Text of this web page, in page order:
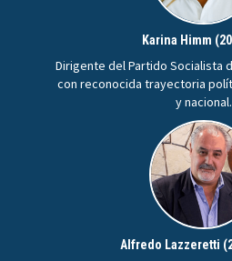
Karina Himm
Dirigente del Partido Socialista
con reconocida trayectoria
y nacional.
Alfredo Lazzeretti